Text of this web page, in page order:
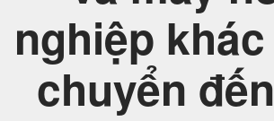
nghiệp
chuyển